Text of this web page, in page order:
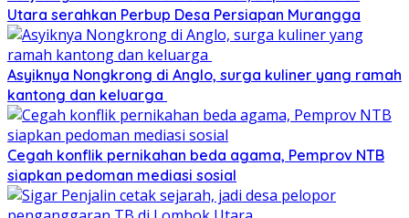
Utara serahkan Perbup Desa Persiapan Murangga
Asyiknya Nongkrong di Anglo, surga kuliner yang ramah
kantong dan keluarga
Cegah konflik pernikahan beda agama, Pemprov NTB
siapkan pedoman mediasi sosial